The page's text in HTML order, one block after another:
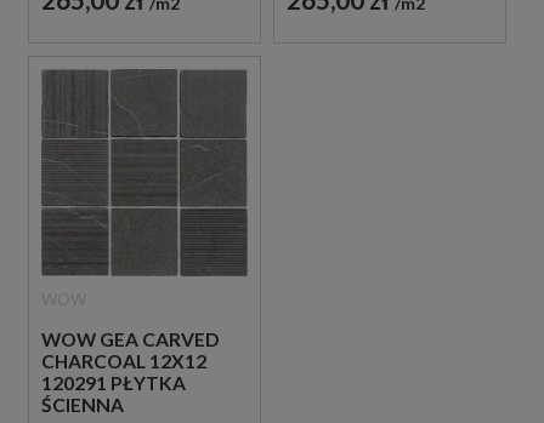
WOW GEA CARVED
CHARCOAL 12X12
120291 PŁYTKA
ŚCIENNA